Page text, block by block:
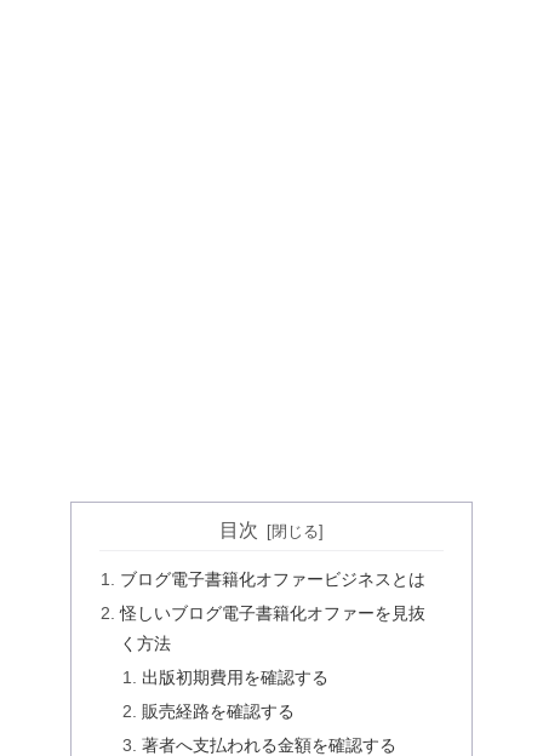
目次
ブログ電子書籍化オファービジネスとは
怪しいブログ電子書籍化オファーを見抜
く方法
出版初期費用を確認する
販売経路を確認する
著者へ支払われる金額を確認する